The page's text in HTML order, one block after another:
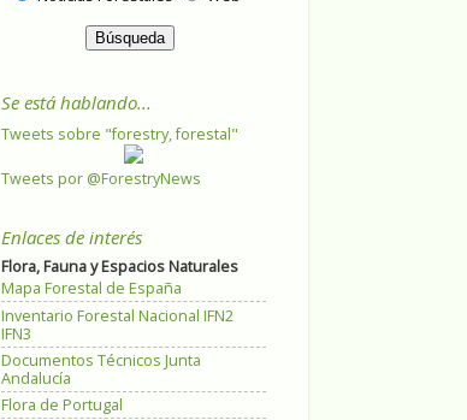
Se está hablando...
Tweets sobre "forestry, forestal"
Tweets por @ForestryNews
Enlaces de interés
Flora, Fauna y Espacios Naturales
Mapa Forestal de España
Inventario Forestal Nacional IFN2
IFN3
Documentos Técnicos Junta
Andalucía
Flora de Portugal